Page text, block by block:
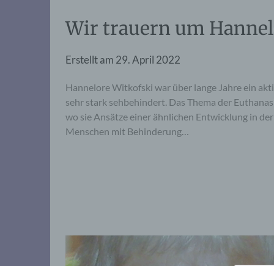
Wir trauern um
Erstellt am 29. April 2022
Hannelore Witkofski war über lange Jahre ein
sehr stark sehbehindert. Das Thema der
wo sie Ansätze einer ähnlichen Entwicklung in
Menschen mit Behinderung…